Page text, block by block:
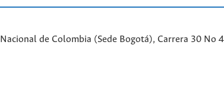
de Colombia (Sede Bogotá), Carrera 30